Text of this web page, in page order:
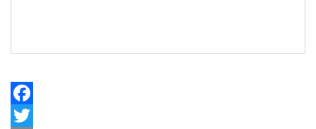
Facebook